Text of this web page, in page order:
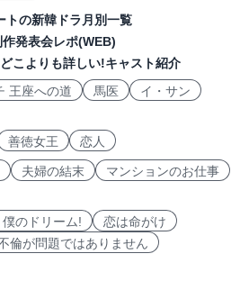
トの新韓ドラ月別一覧
作発表会レポ(WEB)
どこよりも詳しい!キャスト紹介
王座への道 馬医
イ・サン
善徳女王 恋人
夫婦の結末
マンションのお仕事
のドリーム!
恋は命がけ
倫が問題ではありません